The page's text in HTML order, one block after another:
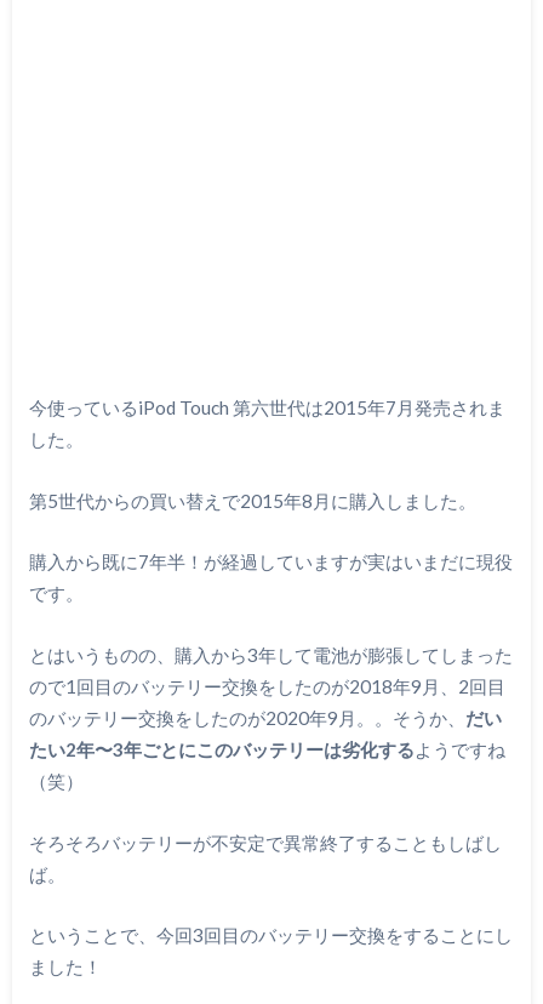
今使っているiPod Touch 第六世代は2015年7月発売されま
した。
第5世代からの買い替えで2015年8月に購入しました。
購入から既に7年半！が経過していますが実はいまだに現役
です。
とはいうものの、購入から3年して電池が膨張してしまった
ので1回目のバッテリー交換をしたのが2018年9月、2回目
のバッテリー交換をしたのが2020年9月。。そうか、 だい
たい2年〜3年ごとにこのバッテリーは劣化するようですね
（笑）
そろそろバッテリーが不安定で異常終了することもしばし
ば。
ということで、今回3回目のバッテリー交換をすることにし
ました！